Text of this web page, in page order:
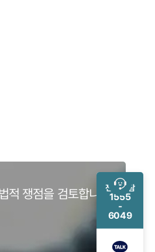
전화 상담
1555
-
6049
적 쟁점을 검토합니다.